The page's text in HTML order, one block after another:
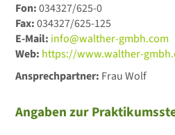
Fon:034327/625-0
Fax:034327/625-125
E-Mail: info@walther-gmbh.com
Web: https://www.walther-
Ansprechpartner: Frau Wolf
Angaben zur